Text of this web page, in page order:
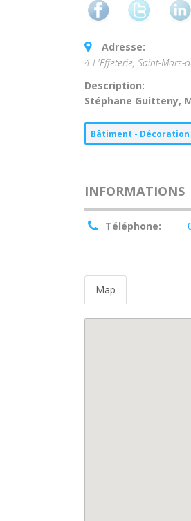
Adresse:
4 L'Effeterie, Saint-Mars-
Description:
Stéphane Guitteny,
Bâtiment - Décoration
INFORMATIONS
Téléphone:
Map